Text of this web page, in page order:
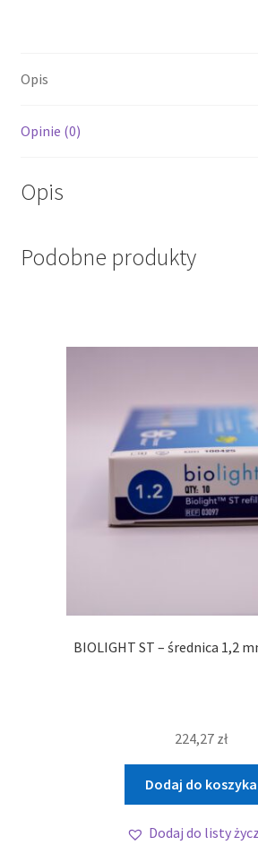
Opis
Opinie (0)
Opis
Podobne produkty
BIOLIGHT ST – średnica 1,2
224,27 zł
Dodaj do koszyka
Dodaj do listy